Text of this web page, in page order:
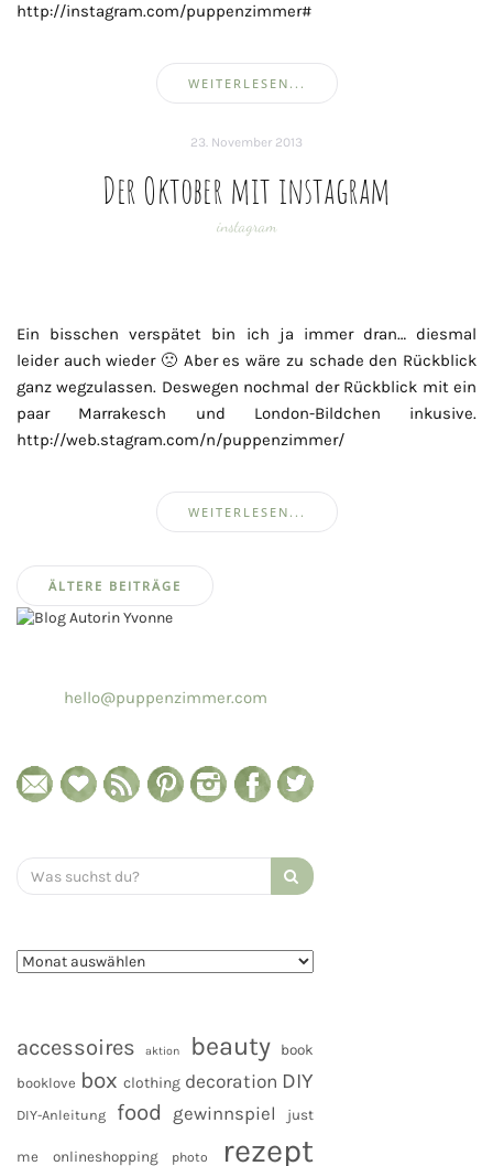
http://instagram.com/puppenzimmer#
WEITERLESEN...
23. November 2013
Der Oktober mit instagram
instagram
Ein bisschen verspätet bin ich ja immer dran… diesmal
leider auch wieder 🙁 Aber es wäre zu schade den Rückblick
ganz wegzulassen. Deswegen nochmal der Rückblick mit ein
paar Marrakesch und London-Bildchen inkusive.
http://web.stagram.com/n/puppenzimmer/
WEITERLESEN...
Beitragsnavigation
ÄLTERE BEITRÄGE
hello@puppenzimmer.com
Search
for:
accessoires aktion beauty
book
booklove box clothing decoration DIY
DIY-Anleitung food gewinnspiel just
me onlineshopping photo rezept